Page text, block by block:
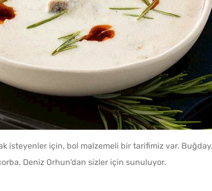
isteyenler için, bol malzemeli bir tarifimiz var.
Deniz Orhun'dan sizler için sunuluyor.